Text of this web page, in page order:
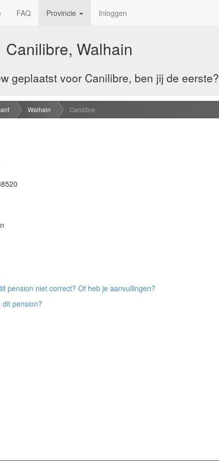
FAQ Provincie Inloggen
Canilibre, Walhain
geplaatst voor Canilibre, ben jij de eerste?
Walhain Canilibre
pension niet correct? Of heb je aanvullingen?
pension?